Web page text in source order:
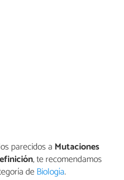
parecidos a Mutaciones
, te recomendamos
deBiología.